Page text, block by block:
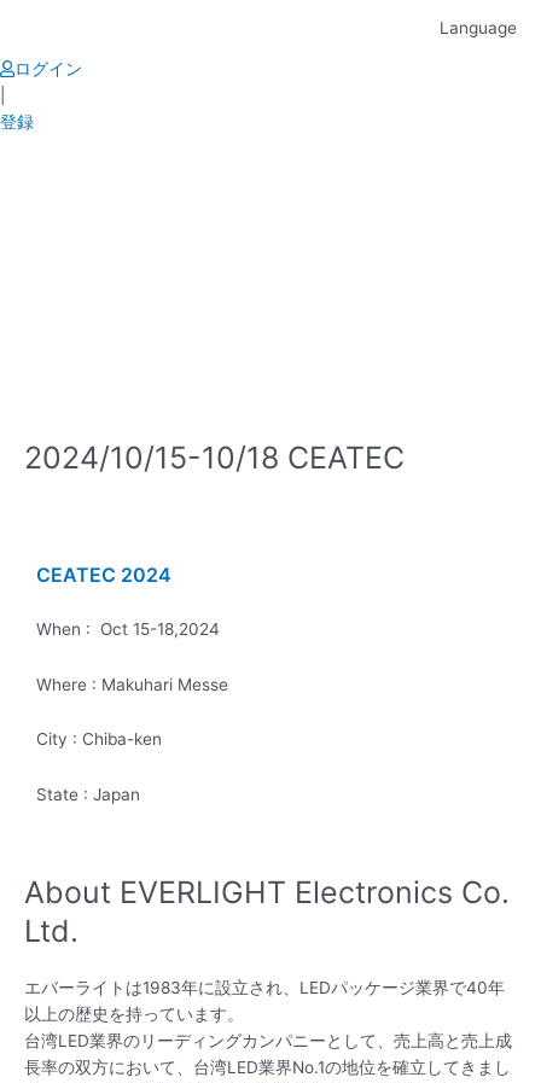
content
Language
ログイン
登録
2024/10/15-10/18 CEATEC
CEATEC 2024
When : Oct 15-18,2024
Where : Makuhari Messe
City : Chiba-ken
State : Japan
About EVERLIGHT Electronics Co.
Ltd.
エバーライトは1983年に設立され、LEDパッケージ業界で40年
以上の歴史を持っています。
台湾LED業界のリーディングカンパニーとして、売上高と売上成
長率の双方において、台湾LED業界No.1の地位を確立してきまし